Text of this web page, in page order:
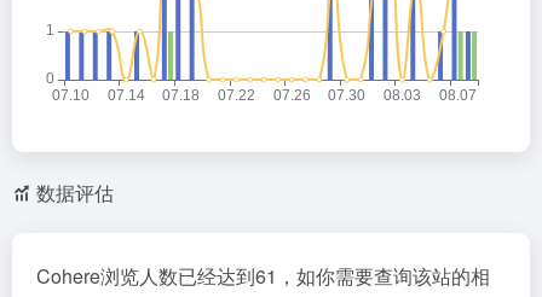
数据评估
Cohere浏览人数已经达到61，如你需要查询该站的相